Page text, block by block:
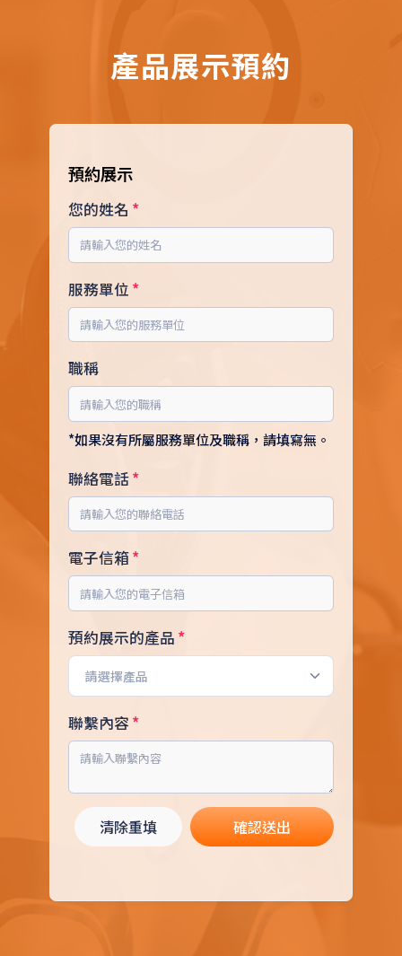
產品展示預約
預約展示
您的姓名
服務單位
職稱
*如果沒有所屬服務單位及職稱，請填寫無。
聯絡電話
電子信箱
預約展示的產品
請選擇產品
聯繫內容
清除重填 確認送出